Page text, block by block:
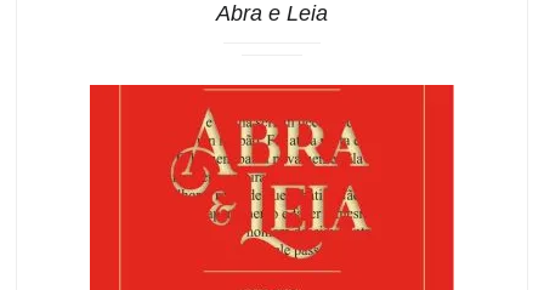
Abra e Leia